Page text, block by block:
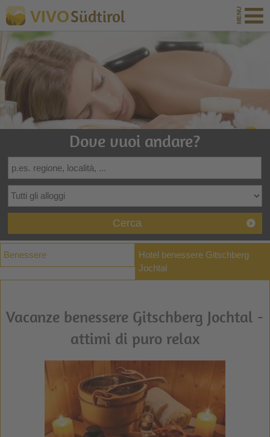
VIVOSüdtirol
Dove vuoi andare?
Cerca
Benessere
Hotel benessere Gitschberg
Jochtal
Vacanze benessere Gitschberg Jochtal -
attimi di puro relax